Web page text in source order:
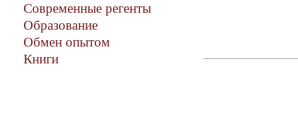
Современные регенты
Образование
Обмен опытом
Книги